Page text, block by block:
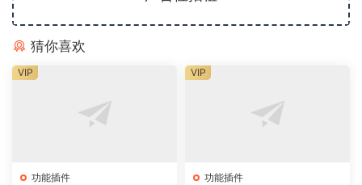
猜你喜欢
功能插件
VIP
功能插件
VIP